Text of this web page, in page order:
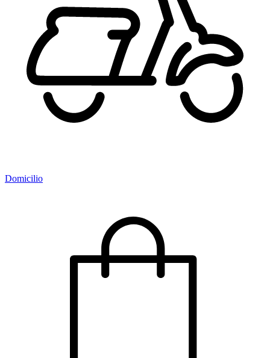
Domicilio